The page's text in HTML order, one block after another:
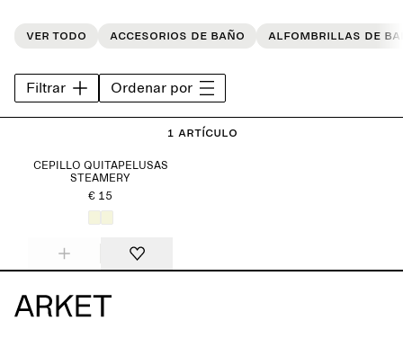
armario dure más allá de las temporadas.
Ver todo Accesorios de baño Alfombrillas de
Filtrar Ordenar por
1 artículo
CEPILLO QUITAPELUSAS
STEAMERY
€ 15